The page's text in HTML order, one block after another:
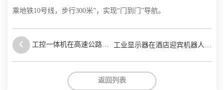
乘地铁10号线，步行300米”，实现“门到门”导航。
工控一体机在高速公路缴
工业显示器在酒店迎宾机器人中
返回列表